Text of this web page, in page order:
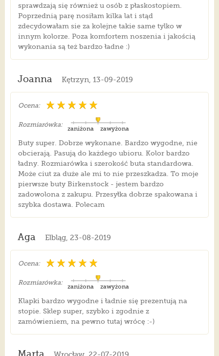
sprawdzają się również u osób z płaskostopiem.
Poprzednią parę nosiłam kilka lat i stąd
zdecydowałam sie za kolejne takie same tylko w
innym kolorze. Poza komfortem noszenia i jakością
wykonania są też bardzo ładne :)
Joanna Kętrzyn, 13-09-2019
Ocena:
Rozmiarówka:
zawyżona
zaniżona
Buty super. Dobrze wykonane. Bardzo wygodne, nie
obcierają. Pasują do każdego ubioru. Kolor bardzo
ładny. Rozmiarówka i szerokość buta standardowa.
Może ciut za duże ale mi to nie przeszkadza. To moje
pierwsze buty Birkenstock - jestem bardzo
zadowolona z zakupu. Przesyłka dobrze spakowana i
szybka dostawa. Polecam
Aga Elbląg, 23-08-2019
Ocena:
Rozmiarówka:
zawyżona
zaniżona
Klapki bardzo wygodne i ładnie się prezentują na
stopie. Sklep super, szybko i zgodnie z
zamówieniem, na pewno tutaj wrócę :-)